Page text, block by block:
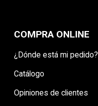
COMPRA ONLINE
¿Dónde está mi pedido?
Catálogo
Opiniones de clientes